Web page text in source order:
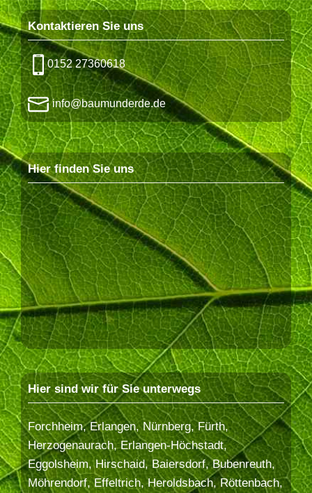
Kontaktieren Sie uns
0152 27360618
info@baumunderde.de
Hier finden Sie uns
Hier sind wir für Sie unterwegs
Forchheim, Erlangen, Nürnberg, Fürth,
Herzogenaurach, Erlangen-Höchstadt,
Eggolsheim, Hirschaid, Baiersdorf, Bubenreuth,
Möhrendorf, Effeltrich, Heroldsbach, Röttenbach,